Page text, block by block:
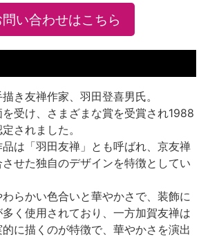
問い合わせはこちら
き友禅作家、羽田登喜男氏。
受け、さまざまな賞を受賞され1988
されました。
は「羽田友禅」とも呼ばれ、京友禅
せた独自のデザインを特徴としてい
らかい色合いと華やかさで、装飾に
く使用されており、一方加賀友禅は
に描くのが特徴で、華やかさを演出